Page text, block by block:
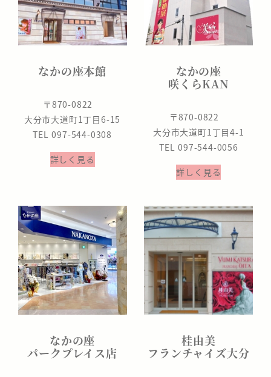
なかの座本館
〒870-0822
大分市大道町1丁目6-15
TEL 097-544-0308
詳しく見る
なかの座
咲くらKAN
〒870-0822
大分市大道町1丁目4-1
TEL 097-544-0056
詳しく見る
なかの座
パークプレイス店
桂由美
フランチャイズ大分